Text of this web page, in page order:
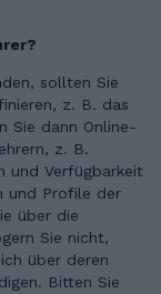
sollten Sie
z. B. das
Sie dann Online-
z. B.
und Verfügbarkeit
und Profile der
über die
Sie nicht,
über deren
Bitten Sie